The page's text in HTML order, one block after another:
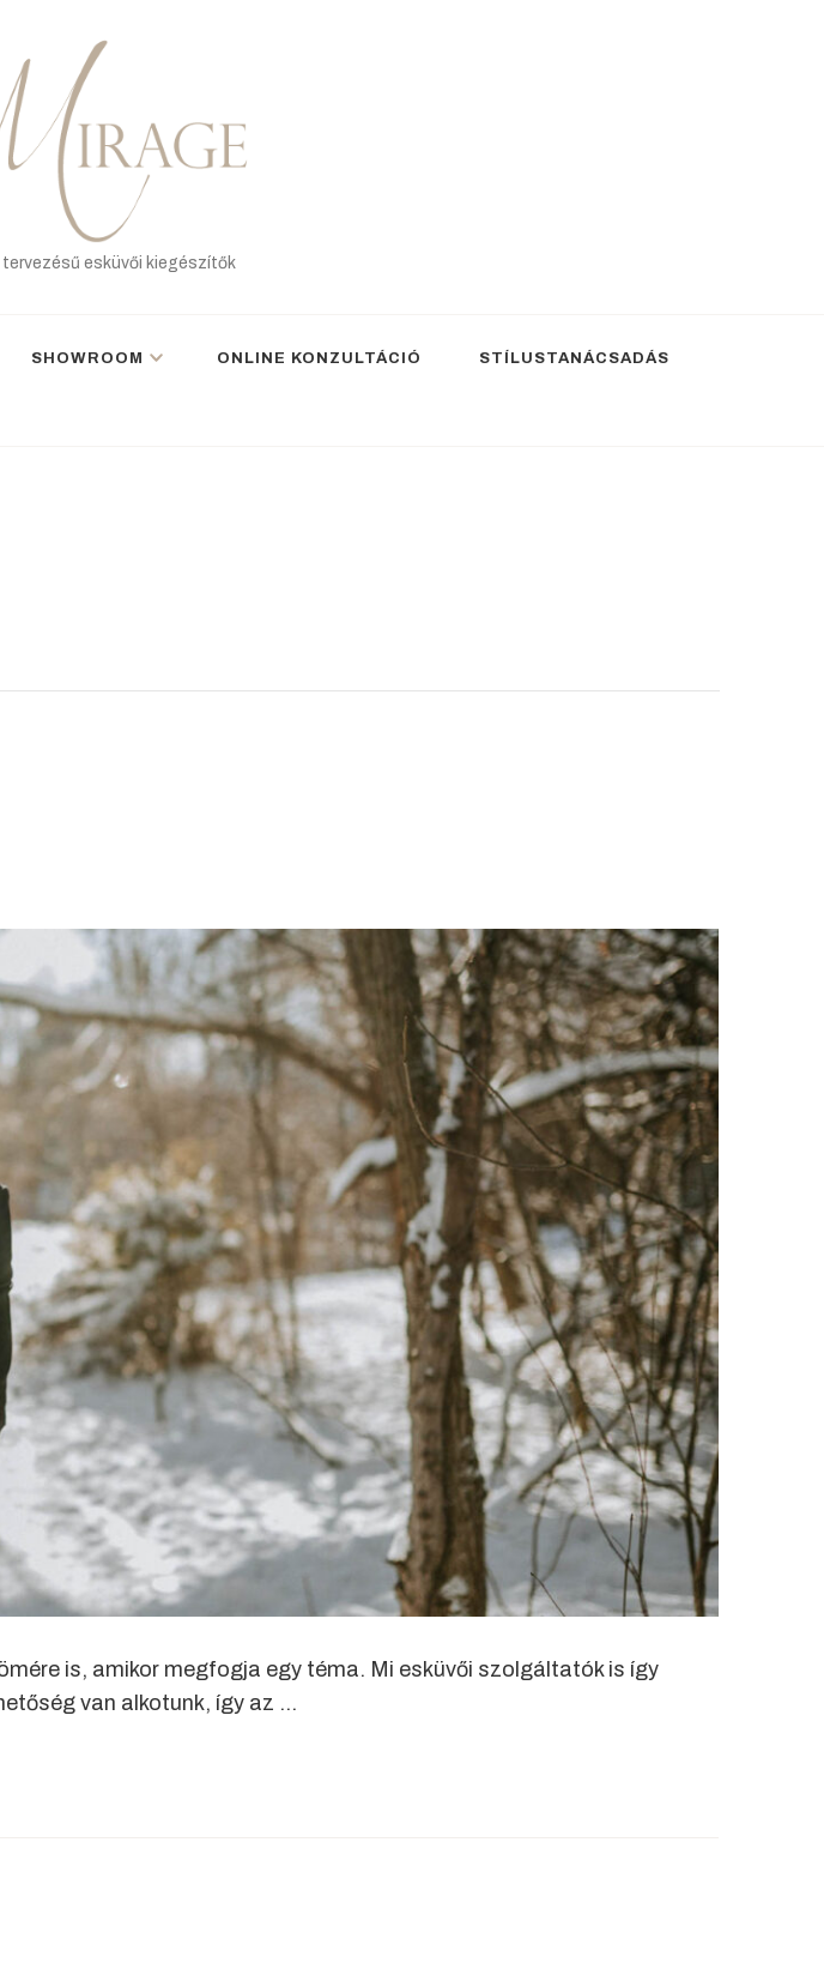
tervezésű esküvői kiegészítők
SHOWROOM ONLINE KONZULTÁCIÓ STÍLUSTANÁCSADÁS
is, amikor megfogja egy téma. Mi esküvői szolgáltatók is így
van alkotunk, így az …